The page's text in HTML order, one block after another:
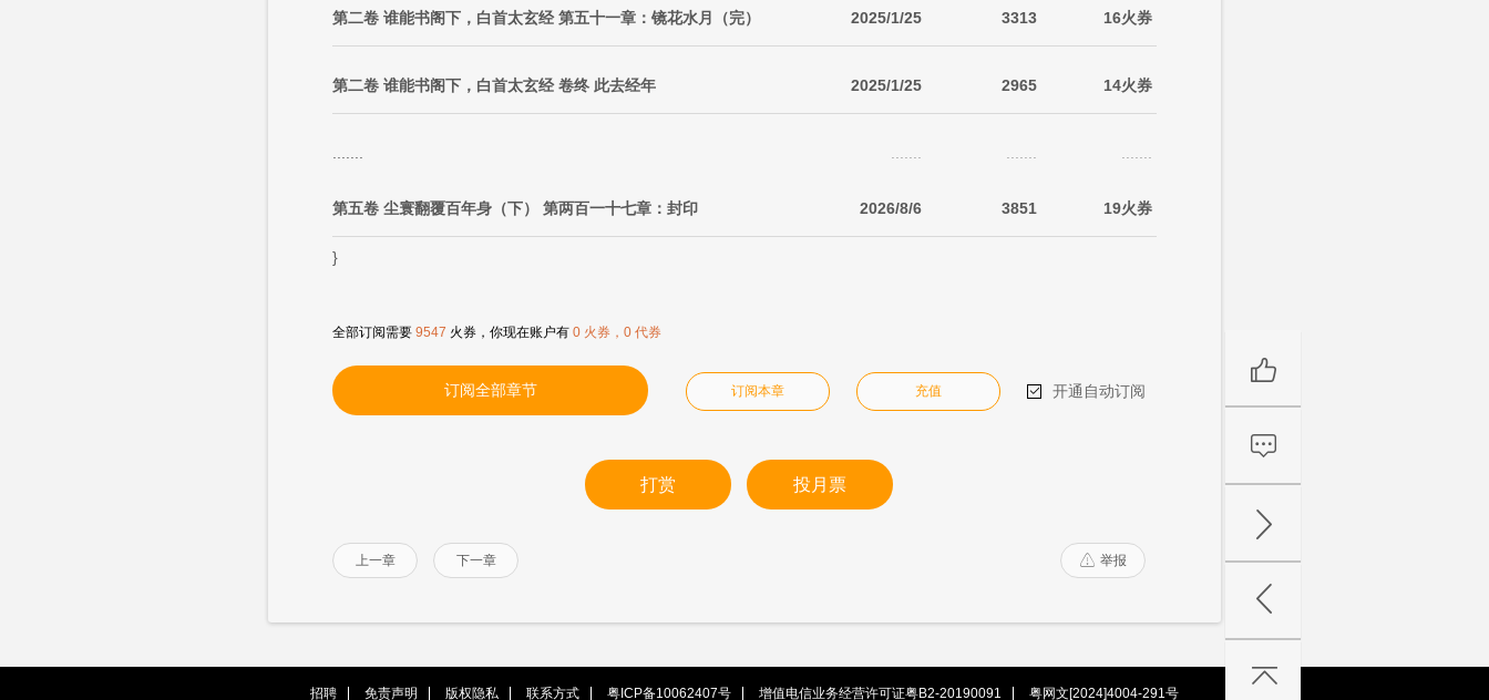
第二卷 谁能书阁下，白首太玄经 第五十一章：镜花水月（完） 2025/1/25 3313 16火券
第二卷 谁能书阁下，白首太玄经 卷终 此去经年 2025/1/25 2965 14火券
第五卷 尘寰翻覆百年身（下） 第两百一十七章：封印 2026/8/6 3851 19火券
}
全部订阅需要 9547 火券，你现在账户有 0 火券，0 代券
订阅全部章节 订阅本章 充值  开通自动订阅
打赏 投月票
上一章 下一章  举报
招聘 免责声明 版权隐私 联系方式 粤ICP备10062407号 增值电信业务经营许可证粤B2-20190091 粤网文[2024]4004-291号